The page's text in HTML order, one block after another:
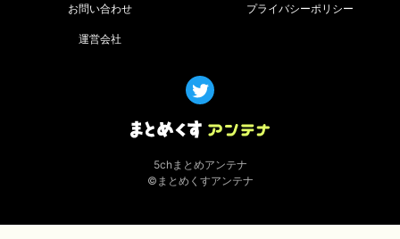
お問い合わせ プライバシーポリシー
運営会社
5chまとめアンテナ
©まとめくすアンテナ